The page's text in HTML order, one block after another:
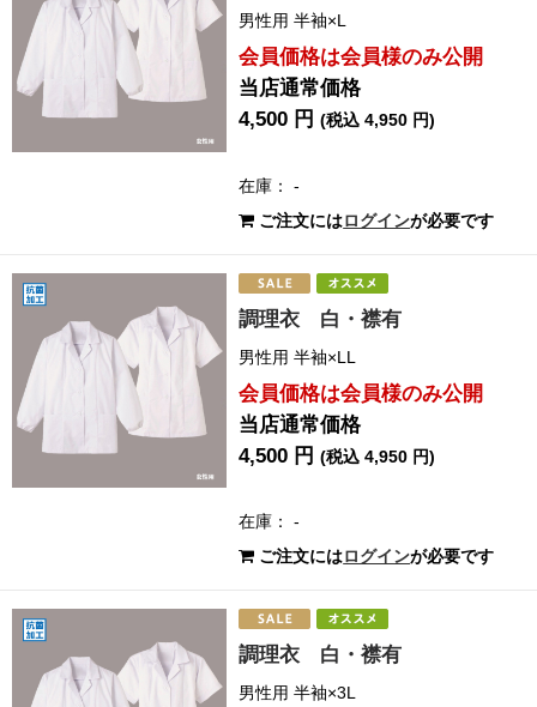
男性用 半袖×L
会員価格は会員様のみ公開
当店通常価格
4,500 円(税込 4,950 円)
在庫： -
ご注文にはログインが必要です
調理衣 白・襟有
男性用 半袖×LL
会員価格は会員様のみ公開
当店通常価格
4,500 円(税込 4,950 円)
在庫： -
ご注文にはログインが必要です
調理衣 白・襟有
男性用 半袖×3L